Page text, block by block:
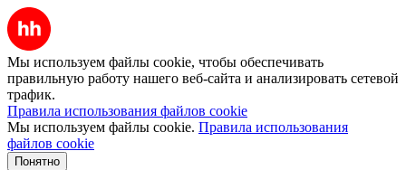
Мы используем файлы cookie, чтобы обеспечивать
правильную работу нашего веб-сайта и анализировать сетевой
трафик.
Правила использования файлов cookie
Мы используем файлы cookie. Правила использования
файлов cookie
Понятно